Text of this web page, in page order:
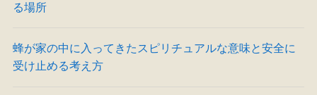
る場所
蜂が家の中に入ってきたスピリチュアルな意味と安全に
受け止める考え方